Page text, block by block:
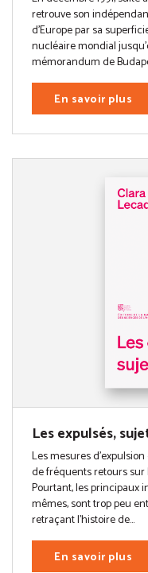
retrouve son
d’Europe par sa
nucléaire mondial
mémorandum de
En savoir plus
Les expulsés,
Les mesures
de fréquents retours sur
Pourtant, les principaux
mêmes, sont trop peu
retraçant l’histoire de...
En savoir plus